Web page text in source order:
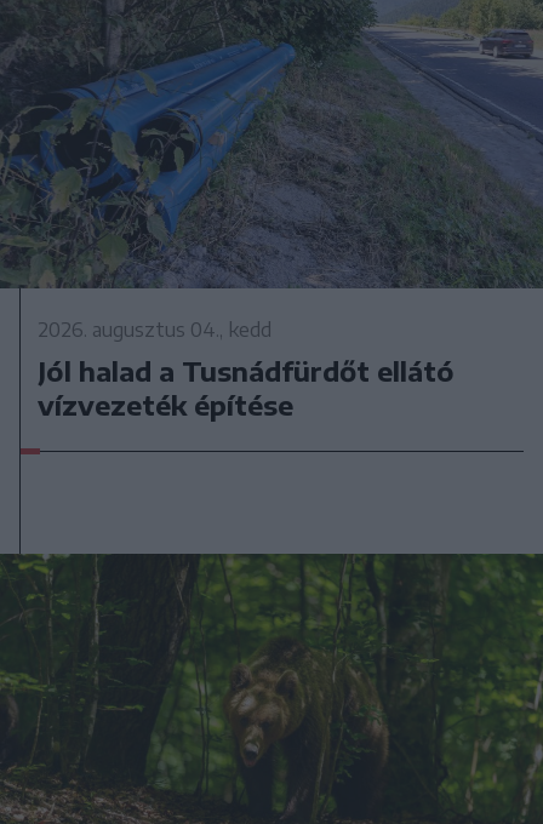
2026. augusztus 04., kedd
Jól halad a Tusnádfürdőt ellátó
vízvezeték építése